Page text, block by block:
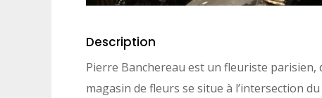
Description
Pierre Banchereau est un fleuriste parisien,
magasin de fleurs se situe à l’intersection